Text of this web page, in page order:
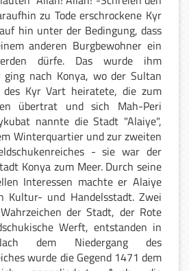
zu Tode erschrockene Kyr
hin unter der Bedingung, dass
anderen Burgbewohner ein
dürfe. Das wurde ihm
nach Konya, wo der Sultan
Kyr Vart heiratete, die zum
übertrat und sich Mah-Peri
nannte die Stadt "Alaiye",
Winterquartier und zur zweiten
- sie war der
Konya zum Meer. Durch seine
Interessen machte er Alaiye
Kultur- und Handelsstadt. Zwei
der Stadt, der Rote
Werft, entstanden in
dem Niedergang des
wurde die Gegend 1471 dem